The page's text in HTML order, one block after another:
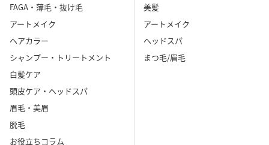
FAGA・薄毛・抜け毛
アートメイク
ヘアカラー
シャンプー・トリートメント
白髪ケア
頭皮ケア・ヘッドスパ
眉毛・美眉
脱毛
お役立ちコラム
美髪
アートメイク
ヘッドスパ
まつ毛/眉毛